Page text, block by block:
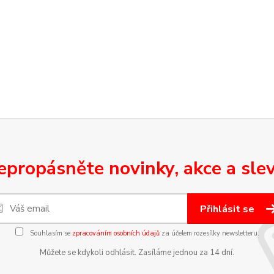
novinky, akce a
Přihlásit se
Souhlasím se zpracováním osobních údajůza účelem rozesílky newsletteru.
Můžete se kdykoli odhlásit. Zasíláme jednou za 14 dní.